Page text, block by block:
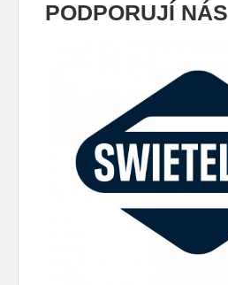
PODPORUJÍ NÁS